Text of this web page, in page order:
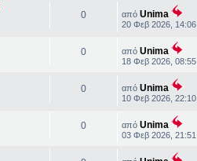
0 απόUnima
20 Φεβ 2026, 14:06
0 απόUnima
18 Φεβ 2026, 08:55
0 απόUnima
10 Φεβ 2026, 22:10
0 απόUnima
03 Φεβ 2026, 21:51